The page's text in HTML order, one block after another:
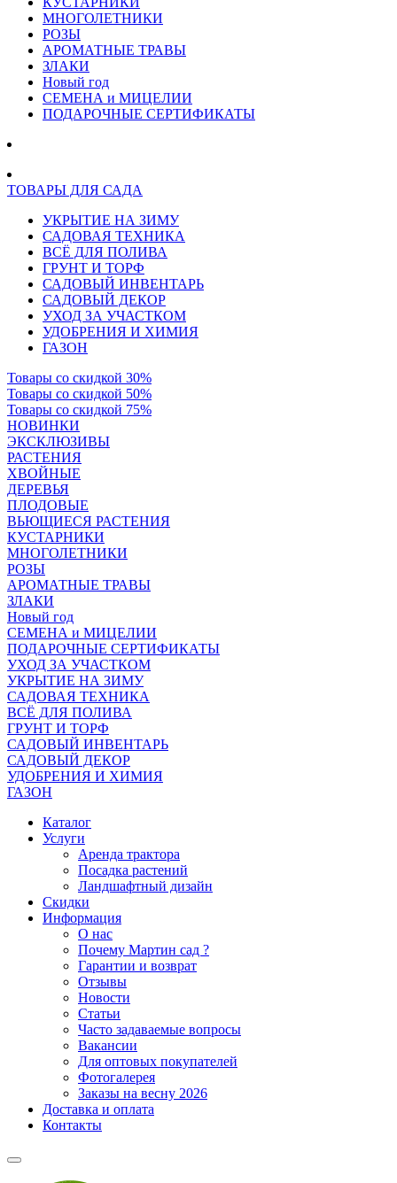
МНОГОЛЕТНИКИ
РОЗЫ
АРОМАТНЫЕ ТРАВЫ
ЗЛАКИ
Новый год
СЕМЕНА и МИЦЕЛИИ
ПОДАРОЧНЫЕ СЕРТИФИКАТЫ
ТОВАРЫ ДЛЯ САДА
УКРЫТИЕ НА ЗИМУ
САДОВАЯ ТЕХНИКА
ВСЁ ДЛЯ ПОЛИВА
ГРУНТ И ТОРФ
САДОВЫЙ ИНВЕНТАРЬ
САДОВЫЙ ДЕКОР
УХОД ЗА УЧАСТКОМ
УДОБРЕНИЯ И ХИМИЯ
ГАЗОН
Товары со скидкой 30%
Товары со скидкой 50%
Товары со скидкой 75%
НОВИНКИ
ЭКСКЛЮЗИВЫ
РАСТЕНИЯ
ХВОЙНЫЕ
ДЕРЕВЬЯ
ПЛОДОВЫЕ
ВЬЮЩИЕСЯ РАСТЕНИЯ
КУСТАРНИКИ
МНОГОЛЕТНИКИ
РОЗЫ
АРОМАТНЫЕ ТРАВЫ
ЗЛАКИ
Новый год
СЕМЕНА и МИЦЕЛИИ
ПОДАРОЧНЫЕ СЕРТИФИКАТЫ
УХОД ЗА УЧАСТКОМ
УКРЫТИЕ НА ЗИМУ
САДОВАЯ ТЕХНИКА
ВСЁ ДЛЯ ПОЛИВА
ГРУНТ И ТОРФ
САДОВЫЙ ИНВЕНТАРЬ
САДОВЫЙ ДЕКОР
УДОБРЕНИЯ И ХИМИЯ
ГАЗОН
Каталог
Услуги
Аренда трактора
Посадка растений
Ландшафтный дизайн
Скидки
Информация
О нас
Почему Мартин сад ?
Гарантии и возврат
Отзывы
Новости
Статьи
Часто задаваемые вопросы
Вакансии
Для оптовых покупателей
Фотогалерея
Заказы на весну 2026
Доставка и оплата
Контакты